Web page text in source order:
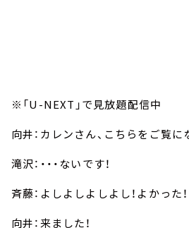
※「U-NEXT」で見放題配信中
向井：カレンさん、こちらをご覧に
滝沢：・・・ないです！
斉藤：よしよしよしよし！よかった！
向井：来ました！